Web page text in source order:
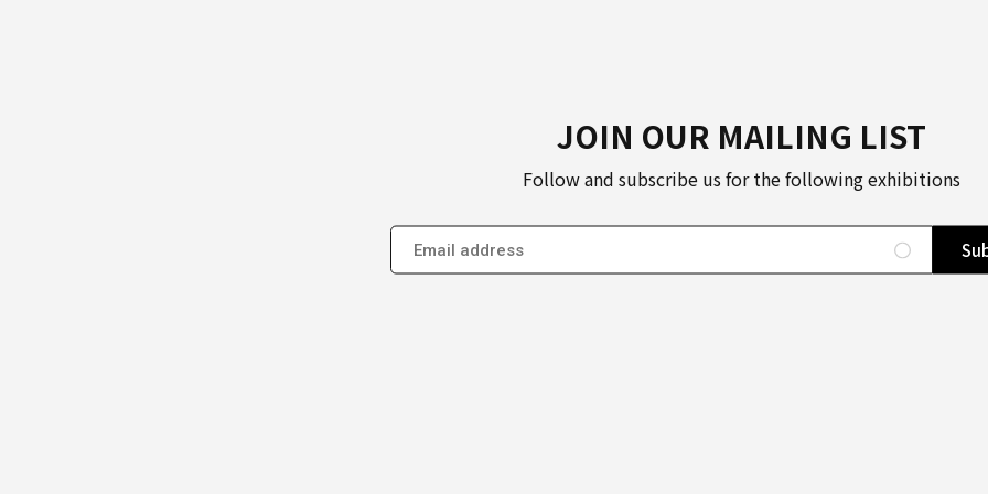
JOIN OUR MAILING LIST
Follow and subscribe us for the following exhibitions